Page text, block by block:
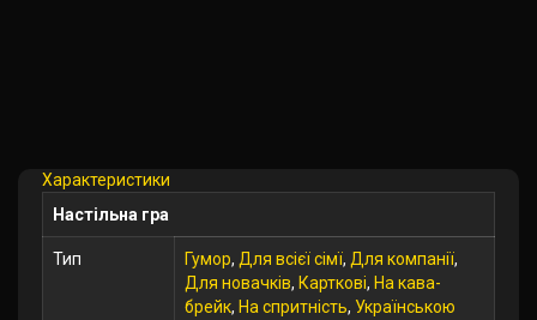
Характеристики
Настільна гра
Тип Гумор, Для всієї сімї, Для компанії,
Для новачків, Карткові, На кава-
брейк, На спритність, Українською